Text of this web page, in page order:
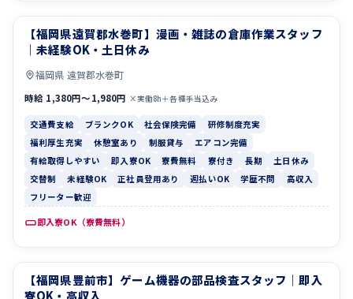
交通費支給 ブランクOK
【福岡県遠賀郡水巻町】漫画・雑誌の倉庫作業スタッフ
｜未経験OK・土日休み
福岡県 遠賀郡水巻町
時給 1,380円〜1,980円 ×実働8h＋各種手当込み
交通費支給 ブランクOK 社会保険完備
研修制度充実
福利厚生充実
休憩室あり 制服貸与
エアコン完備
有給取得しやすい
即入寮OK 寮費無料 寮付き 長期
土日休み
交替制
未経験OK 正社員登用あり 週払いOK 学歴不問
高収入
フリーター歓迎
即入寮OK（寮費無料）
休憩室あり 制服貸与
【福岡県豊前市】ゲーム機器の部品検査スタッフ｜即入
寮OK・高収入